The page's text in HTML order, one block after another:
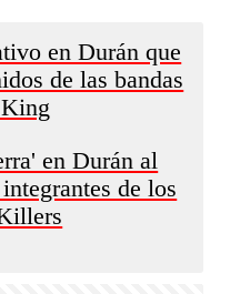
en Durán que
de las bandas
en Durán al
de los